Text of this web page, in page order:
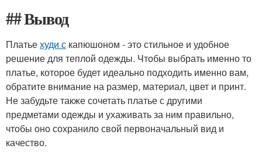
## Вывод
Платьехуди с капюшоном - это стильное и удобное
решение для теплой одежды. Чтобы выбрать именно то
платье, которое будет идеально подходить именно вам,
обратите внимание на размер, материал, цвет и принт.
Не забудьте также сочетать платье с другими
предметами одежды и ухаживать за ним правильно,
чтобы оно сохранило свой первоначальный вид и
качество.